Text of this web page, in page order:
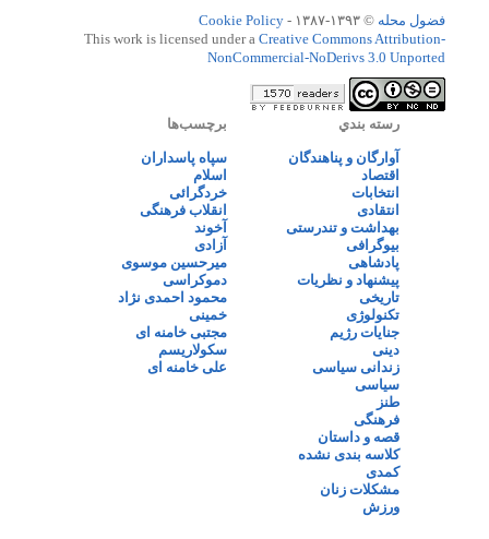
فضول محله © ۱۳۹۳-۱۳۸۷ -
Cookie Policy
This work is licensed under a Creative Commons Attribution-
NonCommercial-NoDerivs 3.0 Unported
رسته بندي
آوارگان و پناهندگان
اقتصاد
انتخابات
انتقادی
بهداشت و تندرستی
بیوگرافی
پادشاهی
پیشنهاد و نظریات
تاریخی
تکنولوژی
جنایات رژیم
دینی
زندانی سیاسی
سیاسی
طنز
فرهنگی
قصه و داستان
کلاسه بندی نشده
کمدی
مشکلات زنان
ورزش
برچسب‌ها
سپاه پاسداران
اسلام
خردگرائی
انقلاب فرهنگی
آخوند
آزادی
میرحسین موسوی
دموکراسی
محمود احمدی نژاد
خمینی
مجتبی خامنه ای
سکولاریسم
علی خامنه ای